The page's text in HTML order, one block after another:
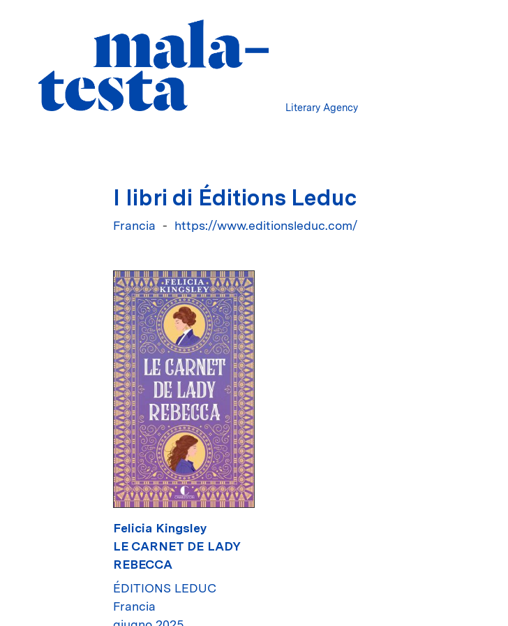
Literary Agency
I libri di Éditions Leduc
Francia https://www.editionsleduc.com/
Felicia Kingsley
LE CARNET DE LADY
REBECCA
ÉDITIONS LEDUC
Francia